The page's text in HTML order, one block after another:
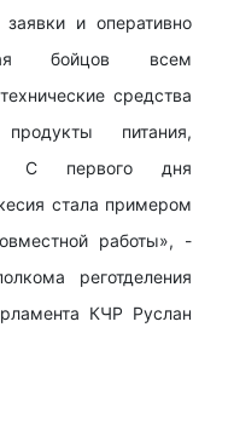
и оперативно
бойцов всем
средства
питания,
С первого дня
стала примером
работы», -
реготделения
КЧР Руслан